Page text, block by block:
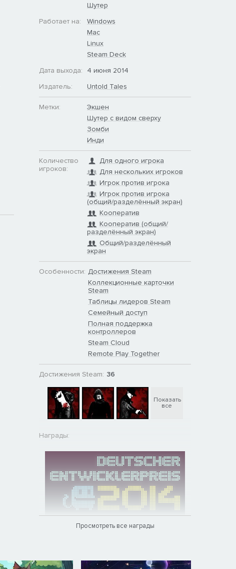
Шутер
Работает на:
Windows
Mac
Linux
Steam Deck
Дата выхода:
4 июня 2014
Издатель:
Untold Tales
Метки:
Экшен
Шутер с видом сверху
Зомби
Инди
Количество
игроков:
Для одного игрока
Для нескольких игроков
Игрок против игрока
Игрок против игрока
(общий/разделённый экран)
Кооператив
Кооператив (общий/
разделённый экран)
Общий/разделённый
экран
Особенности: Достижения Steam
Коллекционные карточки
Steam
Таблицы лидеров Steam
Семейный доступ
Полная поддержка
контроллеров
Steam Cloud
Remote Play Together
Достижения Steam: 36
Показать
все
Награды:
Просмотреть все награды